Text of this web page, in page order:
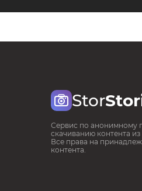
Stor
Сервис по анонимному
скачиванию контента
Все права на
контента.